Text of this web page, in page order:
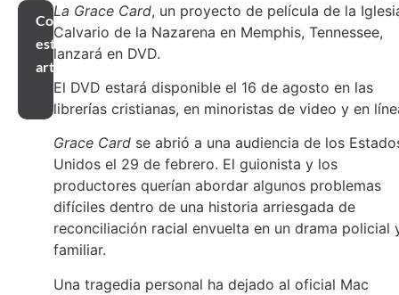
Compartir
este
artículo
La Grace Card, un proyecto de película de la
Calvario de la Nazarena en Memphis, Tennessee,
lanzará en DVD.
El DVD estará disponible el 16 de agosto en las
librerías cristianas, en minoristas de video y en
Grace Card se abrió a una audiencia de los
Unidos el 29 de febrero. El guionista y los
productores querían abordar algunos problemas
difíciles dentro de una historia arriesgada de
reconciliación racial envuelta en un drama policial
familiar.
Una tragedia personal ha dejado al oficial Mac